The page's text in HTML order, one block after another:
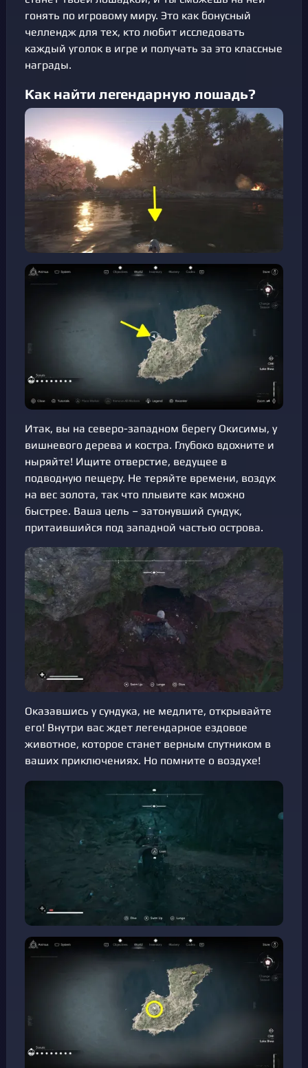
гонять по игровому миру. Это как бонусный
челлендж для тех, кто любит исследовать
каждый уголок в игре и получать за это классные
награды.
Как найти легендарную лошадь?
Итак, вы на северо-западном берегу Окисимы, у
вишневого дерева и костра. Глубоко вдохните и
ныряйте! Ищите отверстие, ведущее в
подводную пещеру. Не теряйте времени, воздух
на вес золота, так что плывите как можно
быстрее. Ваша цель – затонувший сундук,
притаившийся под западной частью острова.
Оказавшись у сундука, не медлите, открывайте
его! Внутри вас ждет легендарное ездовое
животное, которое станет верным спутником в
ваших приключениях. Но помните о воздухе!